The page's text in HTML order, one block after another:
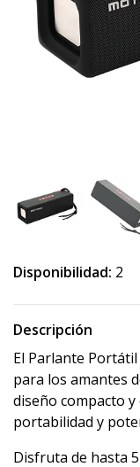
Disponibilidad: 2
Descripción
El Parlante
para los amantes
diseño compacto
portabilidad y
Disfruta de hasta